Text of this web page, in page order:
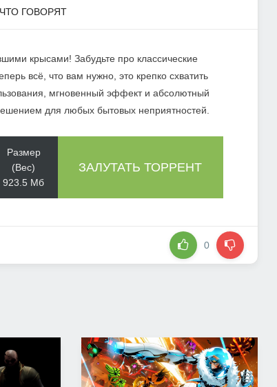
ЧТО ГОВОРЯТ
крысами! Забудьте про классические
всё, что вам нужно, это крепко схватить
мгновенный эффект и абсолютный
для любых бытовых неприятностей.
Размер
(Вес)
923.5 Мб
ЗАЛУТАТЬ ТОРРЕНТ
0